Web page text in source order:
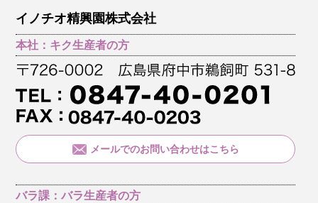
イノチオ精興園株式会社
本社：キク生産者の方
メールでのお問い合わせはこちら
バラ課：バラ生産者の方